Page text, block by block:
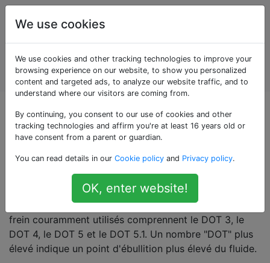
Entretien et
réparation
de
véhicules
automobiles
Account
Questions marquées
«brake-fluid»
Fluide utilisé dans le système de freinage pour
transférer la pression de la pédale à l'étrier pour
arrêter ou ralentir un véhicule. Les types de liquide de
frein couramment utilisés comprennent le DOT 3, le
DOT 4, le DOT 5 et le DOT 5.1. Un nombre "DOT" plus
élevé indique un point d'ébullition plus élevé du fluide.
We use cookies
We use cookies and other tracking technologies to improve your
browsing experience on our website, to show you personalized
content and targeted ads, to analyze our website traffic, and to
understand where our visitors are coming from.
By continuing, you consent to our use of cookies and other
tracking technologies and affirm you're at least 16 years old or
have consent from a parent or guardian.
You can read details in our Cookie policy and Privacy policy.
OK, enter website!